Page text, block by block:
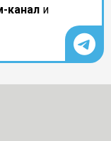
канал и